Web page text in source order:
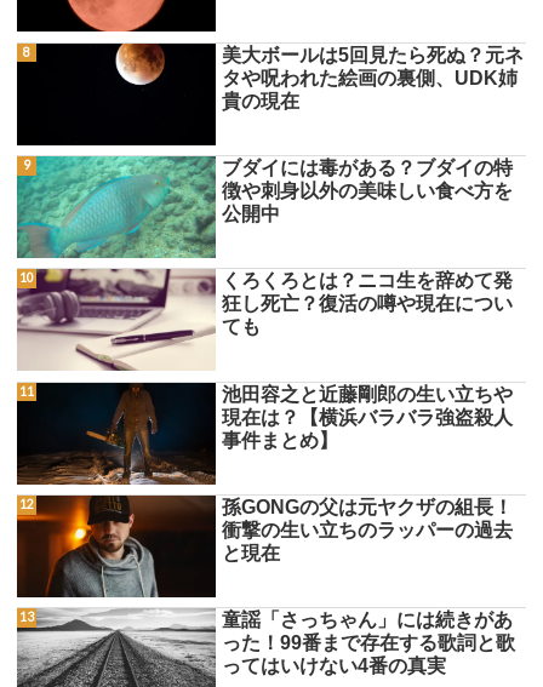
美大ボールは5回見たら死ぬ？元ネ
タや呪われた絵画の裏側、UDK姉
貴の現在
ブダイには毒がある？ブダイの特
徴や刺身以外の美味しい食べ方を
公開中
くろくろとは？ニコ生を辞めて発
狂し死亡？復活の噂や現在につい
ても
池田容之と近藤剛郎の生い立ちや
現在は？【横浜バラバラ強盗殺人
事件まとめ】
孫GONGの父は元ヤクザの組長！
衝撃の生い立ちのラッパーの過去
と現在
童謡「さっちゃん」には続きがあ
った！99番まで存在する歌詞と歌
ってはいけない4番の真実